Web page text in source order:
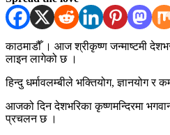
काठमाडौँ । आज श्रीकृष्ण जन्माष्टमी
लाइन लागेको छ ।
हिन्दु धर्मावलम्बीले भक्तियोग, ज्ञानयोग
आजको दिन देशभरिका कृष्णमन्दिरमा
प्रचलन छ ।